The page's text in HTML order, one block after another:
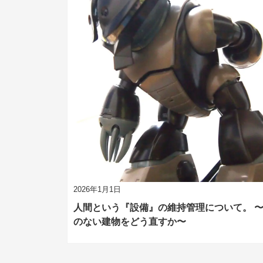
2026年1月1日
人間という『設備』の維持管理について。
のない建物をどう直すか〜